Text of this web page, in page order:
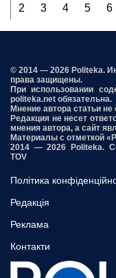
2 3 4 5 6
© 2014 — 2026 Politeka.
права защищены.
При использовании
politeka.net обязательна.
Мнение автора статьи
Редакция не несет
мнения автора, а сайт
Материалы с отметкой
2014 — 2026 Politeka.
TOV
Політика
Редакція
Реклама
Контакти